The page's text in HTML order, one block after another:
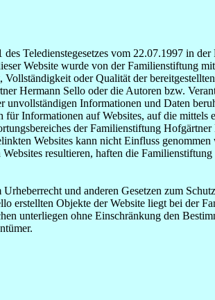
Teledienstegesetzes vom 22.07.1997 in der
Website wurde von der Familienstiftung
oder Qualität der
Hermann Sello oder die Autoren bzw.
Informationen und Daten
für Informationen auf Websites, auf die mittels
der Familienstiftung
Websites kann nicht Einfluss genommen
resultieren, haften die
und anderen Gesetzen zum
erstellten Objekte der Website liegt bei der
unterliegen ohne Einschränkung den